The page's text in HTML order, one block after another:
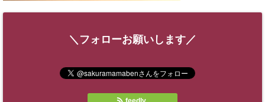
＼フォローお願いします／